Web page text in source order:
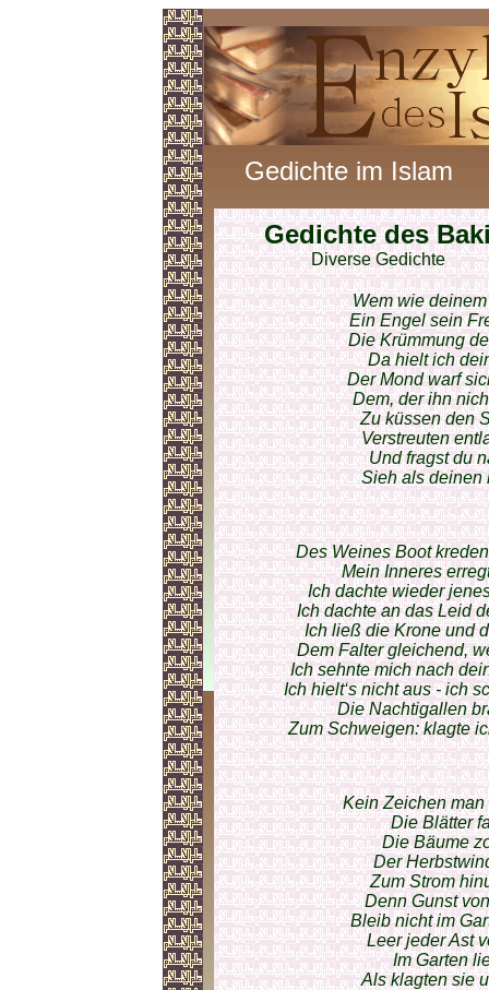
Gedichte im Islam
Gedichte des
Diverse Gedichte
Wem wie
Ein Engel sein
Die Krümmung
Da hielt ich
Der Mond warf
Dem, der ihn
Zu küssen den
Verstreuten
Und fragst du
Sieh als deinen
Des Weines Boot
Mein Inneres
Ich dachte wieder
Ich dachte an das Leid
Ich ließ die Krone und
Dem Falter gleichend,
Ich sehnte mich nach
Ich hielt‘s nicht aus - ich
Die Nachtigallen
Zum Schweigen: klagte
Kein Zeichen
Die Blätter
Die Bäume
Der
Zum Strom
Denn Gunst
Bleib nicht im
Leer jeder Ast
Im Garten
Als klagten sie